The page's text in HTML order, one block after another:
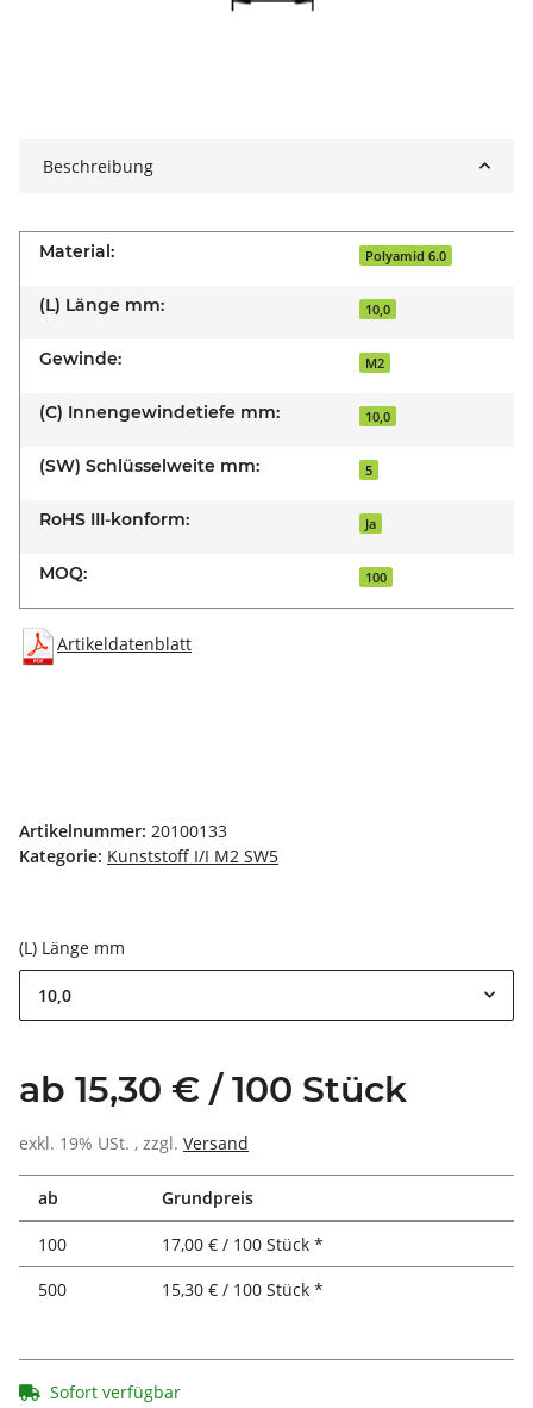
Beschreibung
Material: Polyamid 6.0
(L) Länge mm: 10,0
Gewinde: M2
(C) Innengewindetiefe mm: 10,0
(SW) Schlüsselweite mm: 5
RoHS III-konform: Ja
MOQ: 100
Artikeldatenblatt
Artikelnummer: 20100133
Kategorie: Kunststoff I/I M2 SW5
(L) Länge mm
10,0
ab 15,30 € / 100 Stück
exkl. 19% USt. , zzgl. Versand
ab Grundpreis
100
17,00 € / 100 Stück *
500
15,30 € / 100 Stück *
Sofort verfügbar